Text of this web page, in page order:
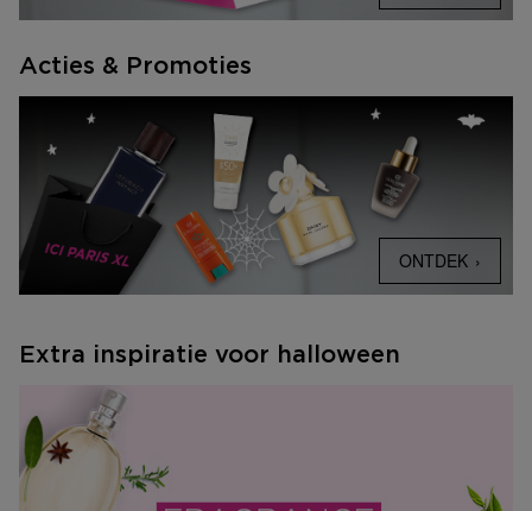
Acties & Promoties
ONTDEK
Extra inspiratie voor halloween